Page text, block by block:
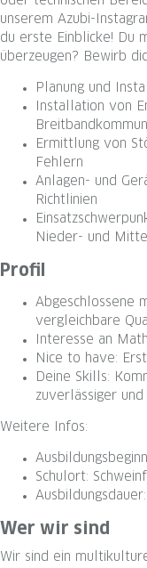
unserem Azubi-
du erste Einblicke! Du
überzeugen? Bewirb
Planung und
Installation von
Ermittlung von
Fehlern
Anlagen- und
Richtlinien
Nieder- und
Profil
Abgeschlossene
vergleichbare
Interesse an
Nice to have:
Deine Skills:
zuverlässiger
Weitere Infos:
Schulort:
Wer wir sind
Wir sind ein